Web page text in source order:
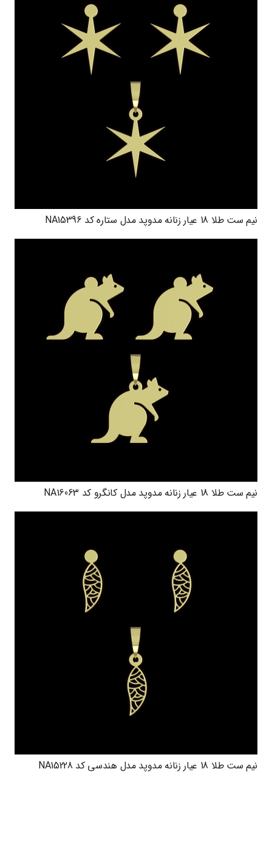
نیم ست طلا 18 عیار زنانه مدوپد مدل ستاره کد NA15396
نیم ست طلا 18 عیار زنانه مدوپد مدل کانگرو کد NA16063
نیم ست طلا 18 عیار زنانه مدوپد مدل هندسی کد NA15228